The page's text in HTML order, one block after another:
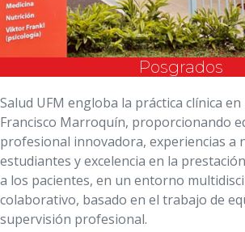
Posgrados
Salud UFM engloba la práctica clínica
Francisco Marroquín, proporcionando
profesional innovadora, experiencias a
estudiantes y excelencia en la
a los pacientes, en un entorno
colaborativo, basado en el trabajo de
supervisión profesional.